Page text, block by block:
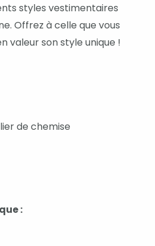
styles vestimentaires
Offrez à celle que vous
valeur son style unique !
de chemise
: